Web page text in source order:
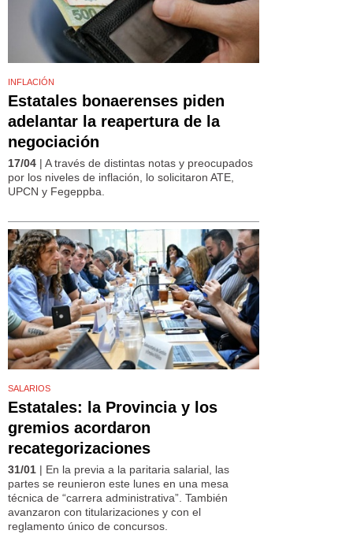
INFLACIÓN
Estatales bonaerenses piden
adelantar la reapertura de la
negociación
17/04 | A través de distintas notas y preocupados
por los niveles de inflación, lo solicitaron ATE,
UPCN y Fegeppba.
SALARIOS
Estatales: la Provincia y los
gremios acordaron
recategorizaciones
31/01 | En la previa a la paritaria salarial, las
partes se reunieron este lunes en una mesa
técnica de “carrera administrativa”. También
avanzaron con titularizaciones y con el
reglamento único de concursos.